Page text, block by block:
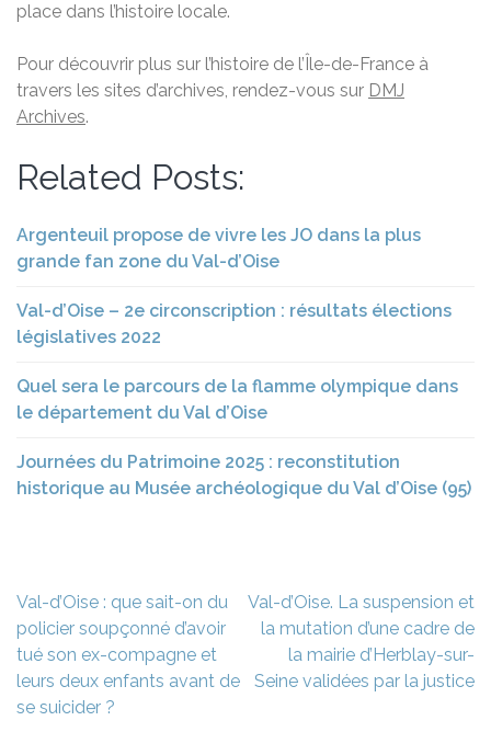
place dans l’histoire locale.
Pour découvrir plus sur l’histoire de l’Île-de-France à
travers les sites d’archives, rendez-vous sur DMJ
Archives.
Related Posts:
Argenteuil propose de vivre les JO dans la plus
grande fan zone du Val-d’Oise
Val-d’Oise – 2e circonscription : résultats élections
législatives 2022
Quel sera le parcours de la flamme olympique dans
le département du Val d’Oise
Journées du Patrimoine 2025 : reconstitution
historique au Musée archéologique du Val d’Oise (95)
Navigation
de
l’article
Val-d’Oise : que sait-on du
policier soupçonné d’avoir
tué son ex-compagne et
leurs deux enfants avant de
se suicider ?
Val-d’Oise. La suspension et
la mutation d’une cadre de
la mairie d’Herblay-sur-
Seine validées par la justice